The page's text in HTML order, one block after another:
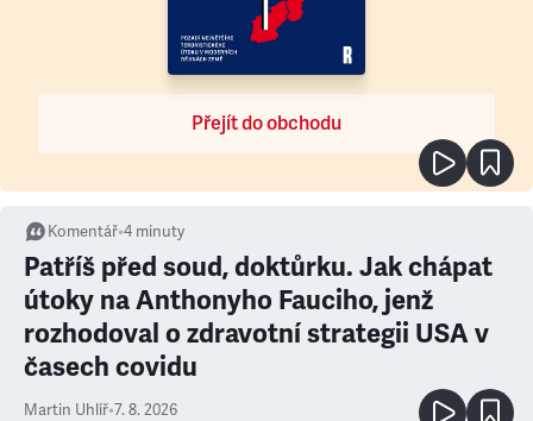
Přejít do obchodu
Komentář•4 minuty
Patříš před soud, doktůrku. Jak chápat
útoky na Anthonyho Fauciho, jenž
rozhodoval o zdravotní strategii USA v
časech covidu
Martin Uhlíř•7. 8. 2026